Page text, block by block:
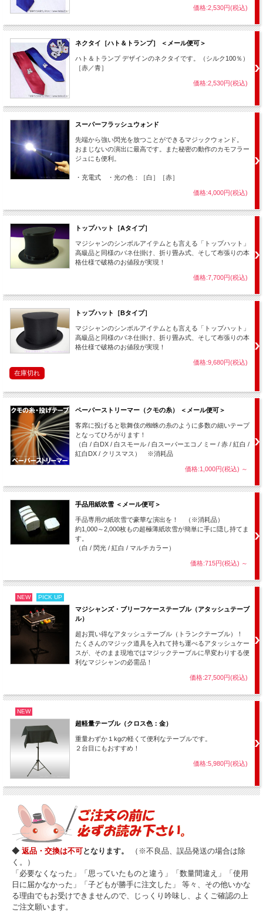
０２.Candy Kiss
クセのある、テンポの良い耳に残る音楽です。ドリームバック等のプロダクショ
０３.Take off（1：33）
ちょっと、間の小ネタ等を演じるのに良い音楽と思います。
０４.ピアノマジック幻想曲
テンポの良い曲です。ピアノを使ったリズム音楽です。途中途中に間があります
ので、間に合わせてポーズやキメを演技に入れて頂くと曲に合わせてる感が出ま
す。
０５.手品 （1：55） １３. （3：26）
昭和の手品をイメージした音楽です。リズムが程好いので、ショーの雰囲気を変
えるのに適した音楽と思います。敢えて普段しない様なマジックをこのミュージッ
クで演じると、マジシャン側の気分も変わって良いと思います。
のクライマックス前に、クライマックスを引き立てる為の不安を煽るような音が入
っています。
０７. Fear Illusion music １５.
イリュージョンを演じる様の音楽になります。刺し物系のイリュージョンに向い
た曲になっています。最初は怖い曲調で始まります。最後、クライマックス前にキ
メの音があります。最後、盛り上がりの部分で曲調がガラッと変わり、クライマッ
０８.Starry night（1：59）１６.（10：12）
マジックショーの他、一緒にバルーングリーティング等をされる方も多いです。
バルーングリーティング時の音楽をと言う事で1曲作って貰いました。ロングバー
ジョンの方は、マジックショー中のおしゃべりマジック用ＢＧＭにも使える様、曲
の音量をこの曲だけ下げてあります。約10分程の長めの曲にしてあります。
【商品内容】 音楽CD （収録時間：約54分）
vol.２
↑ 試聴できます ↑
～ 以下メーカー紹介文より ～
大好評御礼！ マジシャン用のミュージックCD第2弾です！ 2カ月前に第1弾CDを発
売させて頂きましたが、大好評を頂きましたので早速第2弾CDを製作させて頂きま
した。
今回のCDには、
● お客様からのご要望の多い、和妻用の音楽
● 前作でも高評価だった、テンポの良い和風ミュージック
● 昨今、著作権問題で大変なウェディング用のマジック音源
● マニュピレーションや小ネタを次々に演じ易いテンポの良い音楽
● プロマジシャンが実際によく使っている音楽を参考に作った新曲
・・・などなど。 他に無いマジシャン用の音楽や、使い勝手の良い音楽を収録！
● 全8曲の音楽を「ショートバージョン」「ロングバージョン」の2パターン収録。
● マジックで途中途中、キメが出来る様、間を取っていたり、キメの音が入ってい
ます。
価格:2,530円(税込)
ネクタイ［ハト＆トランプ］ ＜メール便可＞
ハト＆トランプ デザインのネクタイです。（シルク100％）
［赤／青］
価格:2,530円(税込)
スーパーフラッシュウォンド
先端から強い閃光を放つことができるマジックウォンド。
おまじないの演出に最高です。また秘密の動作のカモフラー
ジュにも便利。
・充電式 ・光の色：［白］［赤］
価格:4,000円(税込)
トップハット［Aタイプ］
マジシャンのシンボルアイテムとも言える「トップハット」
高級品と同様のバネ仕掛け、折り畳み式、そして布張りの本
格仕様で破格のお値段が実現！
価格:7,700円(税込)
トップハット［Bタイプ］
マジシャンのシンボルアイテムとも言える「トップハット」
高級品と同様のバネ仕掛け、折り畳み式、そして布張りの本
格仕様で破格のお値段が実現！
価格:9,680円(税込)
在庫切れ
ペーパーストリーマー（クモの糸） ＜メール便可＞
客席に投げると歌舞伎の蜘蛛の糸のように多数の細いテープ
となってひろがります！
（白 / 白DX / 白スモール / 白スーパーエコノミー / 赤 / 紅白 /
紅白DX / クリスマス） ※消耗品
価格:1,000円(税込) ～
手品用紙吹雪 ＜メール便可＞
手品専用の紙吹雪で豪華な演出を！ （※消耗品）
約1,000～2,000枚もの超極薄紙吹雪が簡単に手に隠し持てま
す。
（白 / 閃光 / 紅白 / マルチカラー）
価格:715円(税込) ～
NEW PICK UP
マジシャンズ・ブリーフケーステーブル（アタッシュテーブ
ル）
超お買い得なアタッシュテーブル（トランクテーブル）！
たくさんのマジック道具を入れて持ち運べるアタッシュケー
スが、そのまま現地ではマジックテーブルに早変わりする便
利なマジシャンの必需品！
価格:27,500円(税込)
NEW
超軽量テーブル（クロス色：金）
重量わずか１kgの軽くて便利なテーブルです。
２台目にもおすすめ！
価格:5,980円(税込)
◆ 返品・交換は不可となります。
（※不良品、誤品発送の場合は除
く。）
「必要なくなった」「思っていたものと違う」「数量間違え」「使用
日に届かなかった」「子どもが勝手に注文した」 等々、その他いかな
る理由でもお受けできませんので、じっくり吟味し、よくご確認の上
ご注文願います。